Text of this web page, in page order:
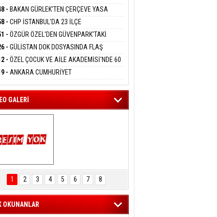
Kaynas
DEV YATIRIM!
- BAKAN GÜRLEK'TEN ÇERÇEVE YASA
ÇİZGİMİZ ŞEHİT AİLELERİ
HASSASİYETİDİR''
- CHP İSTANBUL'DA 23 İLÇE
ATAMALAR GERÇEKLEŞTİ
- ÖZGÜR ÖZEL'DEN GÜVENPARK'TAKİ
DESTEK:''SONUÇ ALANA KADAR
- GÜLİSTAN DOK DOSYASINDA FLAŞ
2 DALGIÇ DELİL KARARTMA
TUTUTKLANDI
- ÖZEL ÇOCUK VE AİLE AKADEMİSİ'NDE 60
HİZMET VERİLDİ
- ANKARA CUMHURİYET
ÖZGÜR ÖZEL VE VELİ
HAKKINDA FEZLEKE
GALERİ
ENGELSİZ
FESTİVALİ
KONSERİ
MEST
1 2 3 4 5 6 7 8
OKUNANLAR